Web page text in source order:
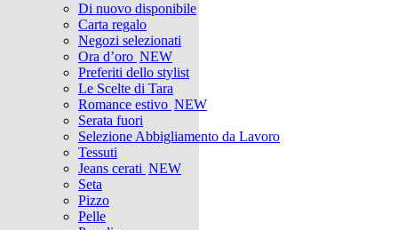
Di nuovo disponibile
Carta regalo
Negozi selezionati
Ora d’oro NEW
Preferiti dello stylist
Le Scelte di Tara
Romance estivo NEW
Serata fuori
Selezione Abbigliamento da Lavoro
Tessuti
Jeans cerati NEW
Seta
Pizzo
Pelle